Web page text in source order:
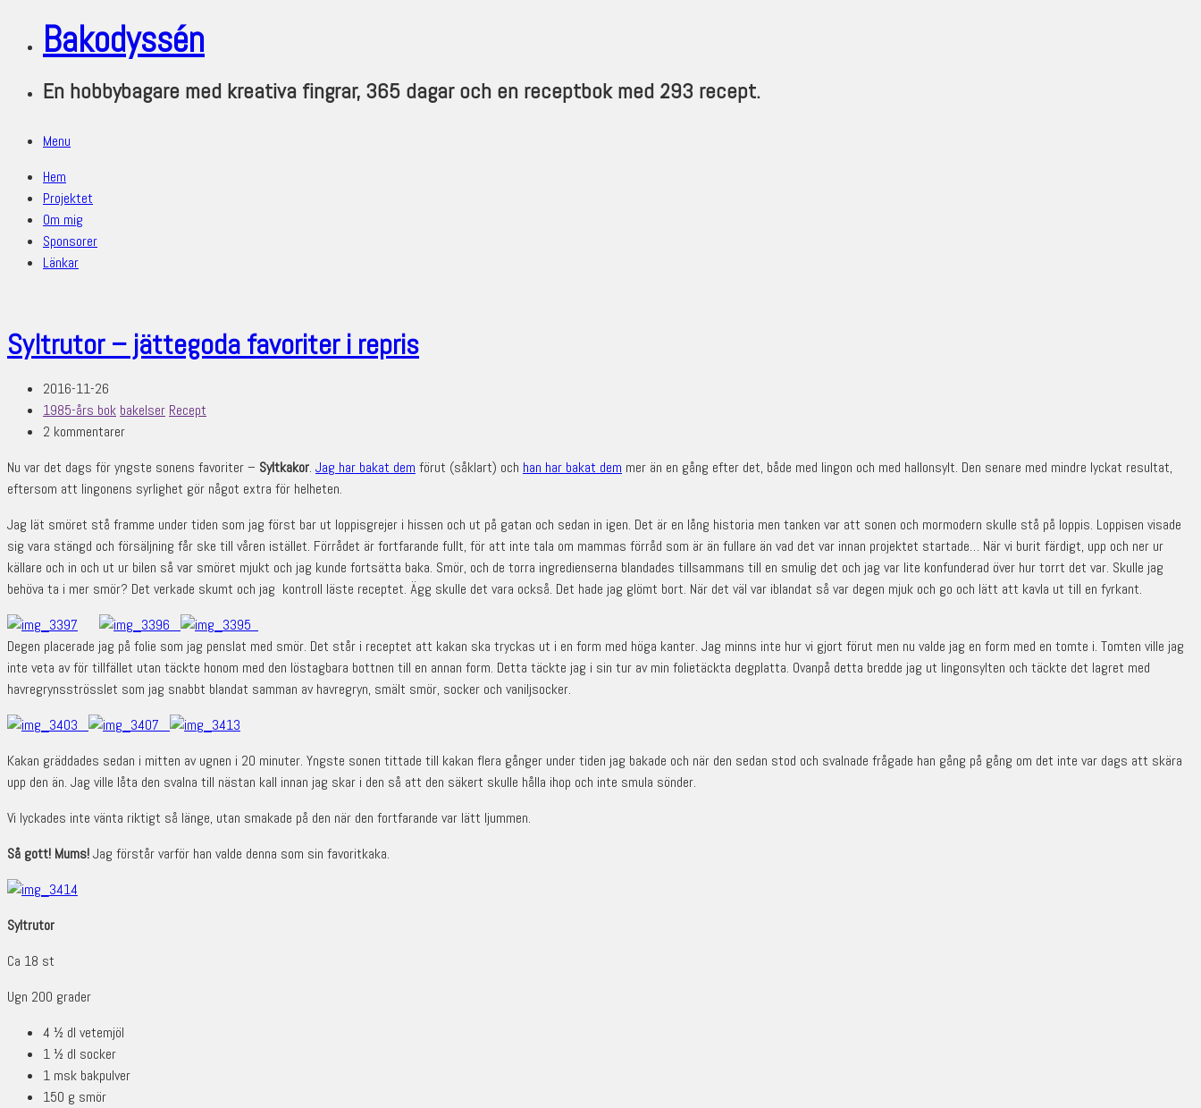
Bakodyssén
En hobbybagare med kreativa fingrar, 365 dagar och en receptbok med 293 recept.
Menu
Hem
Projektet
Om mig
Sponsorer
Länkar
Syltrutor – jättegoda favoriter i repris
2016-11-26
1985-års bok bakelser Recept
2 kommentarer
Nu var det dags för yngste sonens favoriter – Syltkakor. Jag har bakat dem förut (såklart) och han har bakat dem mer än en gång efter det, både med lingon och med hallonsylt. Den senare med mindre lyckat resultat,
eftersom att lingonens syrlighet gör något extra för helheten.
Jag lät smöret stå framme under tiden som jag först bar ut loppisgrejer i hissen och ut på gatan och sedan in igen. Det är en lång historia men tanken var att sonen och mormodern skulle stå på loppis. Loppisen visade
sig vara stängd och försäljning får ske till våren istället. Förrådet är fortfarande fullt, för att inte tala om mammas förråd som är än fullare än vad det var innan projektet startade… När vi burit färdigt, upp och ner ur
källare och in och ut ur bilen så var smöret mjukt och jag kunde fortsätta baka. Smör, och de torra ingredienserna blandades tillsammans till en smulig det och jag var lite konfunderad över hur torrt det var. Skulle jag
behöva ta i mer smör? Det verkade skumt och jag kontroll läste receptet. Ägg skulle det vara också. Det hade jag glömt bort. När det väl var iblandat så var degen mjuk och go och lätt att kavla ut till en fyrkant.
Degen placerade jag på folie som jag penslat med smör. Det står i receptet att kakan ska tryckas ut i en form med höga kanter. Jag minns inte hur vi gjort förut men nu valde jag en form med en tomte i. Tomten ville jag
inte veta av för tillfället utan täckte honom med den löstagbara bottnen till en annan form. Detta täckte jag i sin tur av min folietäckta degplatta. Ovanpå detta bredde jag ut lingonsylten och täckte det lagret med
havregrynsströsslet som jag snabbt blandat samman av havregryn, smält smör, socker och vaniljsocker.
Kakan gräddades sedan i mitten av ugnen i 20 minuter. Yngste sonen tittade till kakan flera gånger under tiden jag bakade och när den sedan stod och svalnade frågade han gång på gång om det inte var dags att skära
upp den än. Jag ville låta den svalna till nästan kall innan jag skar i den så att den säkert skulle hålla ihop och inte smula sönder.
Vi lyckades inte vänta riktigt så länge, utan smakade på den när den fortfarande var lätt ljummen.
Så gott! Mums!Jag förstår varför han valde denna som sin favoritkaka.
Syltrutor
Ca 18 st
Ugn 200 grader
4 ½ dl vetemjöl
1 ½ dl socker
1 msk bakpulver
150 g smör